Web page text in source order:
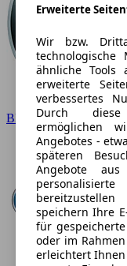
BMW
Erweiterte
Wir bzw.
ähnliche Tools
erweiterte
verbessertes
Durch diese
ermöglichen
Angebotes -
späteren
Angebote
speichern Ihre
für
oder im
erleichtert